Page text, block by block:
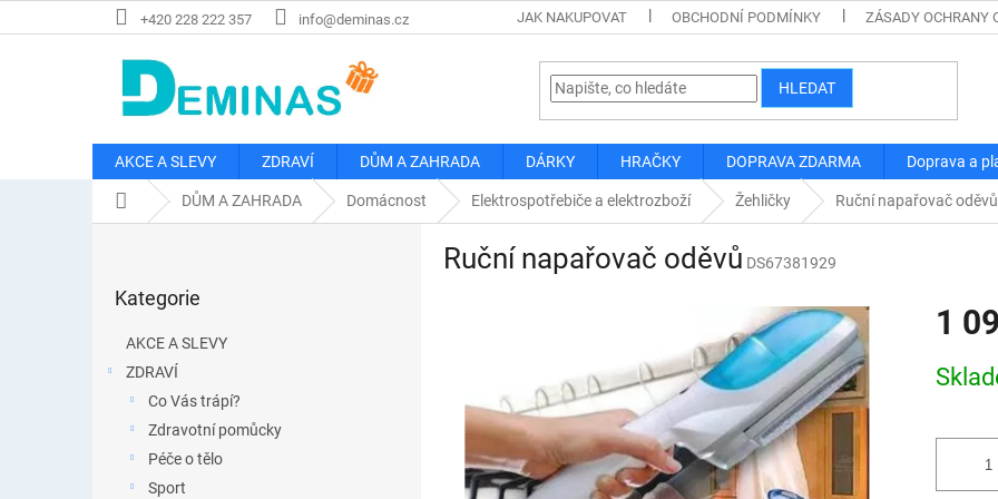
na
+420 228 222 357 info@deminas.cz JAK NAKUPOVAT OBCHODNÍ PODMÍNKY ZÁSADY OCHRANY
HLEDAT
AKCE A SLEVY ZDRAVÍ DŮM A ZAHRADA DÁRKY HRAČKY DOPRAVA ZDARMA Doprava a
Domů DŮM A ZAHRADA Domácnost Elektrospotřebiče a elektrozboží Žehličky Ruční napařovač oděvů
kategorie
Kategorie
AKCE A SLEVY
ZDRAVÍ
Co Vás trápí?
Zdravotní pomůcky
Péče o tělo
Sport
Ruční napařovač oděvů DS67381929
1
cena: